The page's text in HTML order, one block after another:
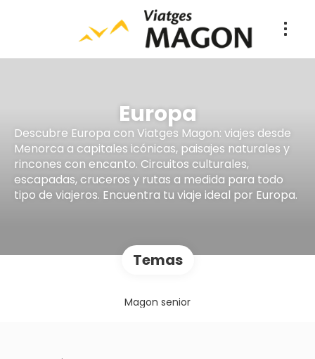
Europa
Descubre Europa con Viatges Magon: viajes desde
Menorca a capitales icónicas, paisajes naturales y
rincones con encanto. Circuitos culturales,
escapadas, cruceros y rutas a medida para todo
tipo de viajeros. Encuentra tu viaje ideal por Europa.
Temas
Magon senior